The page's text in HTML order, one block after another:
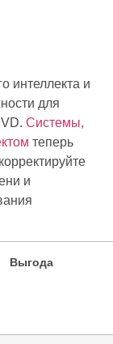
интеллекта и
для
Системы,
теперь
и
Выгода